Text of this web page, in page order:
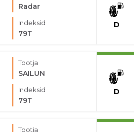
Radar
Indeksid
79T
D
Tootja
SAILUN
Indeksid
79T
D
Tootja